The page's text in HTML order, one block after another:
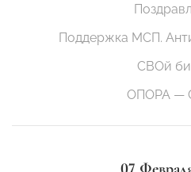
Поддержка МСП.
СВОй
ОПОРА —